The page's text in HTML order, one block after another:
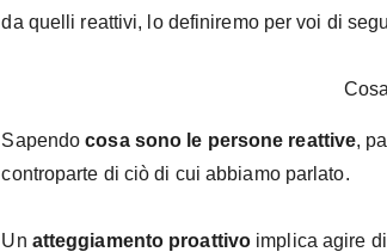
da quelli reattivi, lo definiremo per voi di
Sapendocosa sono le persone reattive,
controparte di ciò di cui abbiamo parlato.
Un atteggiamento proattivo implica agire